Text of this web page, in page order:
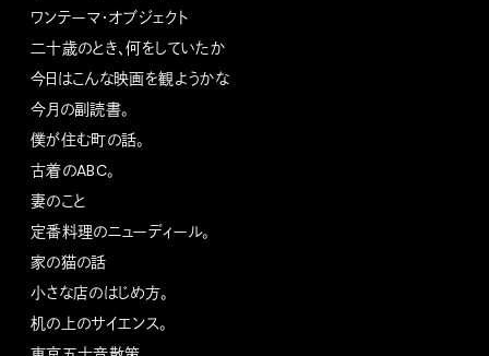
ワンテーマ・オブジェクト
二十歳のとき、何をしていたか
今日はこんな映画を観ようかな
今月の副読書。
僕が住む町の話。
古着のABC。
妻のこと
定番料理のニューディール。
家の猫の話
小さな店のはじめ方。
机の上のサイエンス。